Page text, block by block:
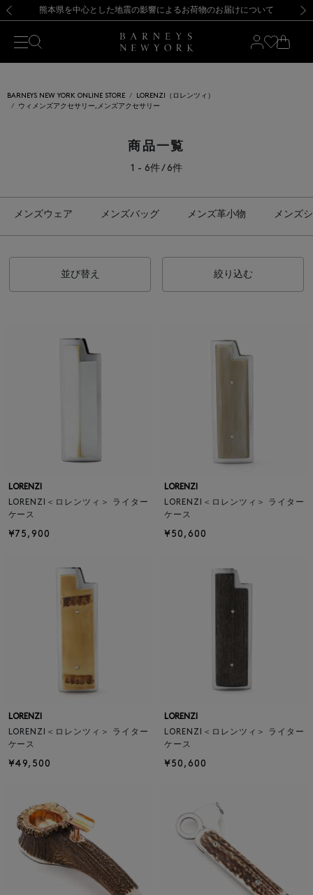
新規登録のお客様も対象！＜MY BARNEYS＞会員のお客様は11,000円（税込）以上のお買上げで常時送料無料！お買い物の際は会員登録を！
【夏季休業に伴う返品・交換承り一時停止のお知らせ】（2026.8.5）
熊本県を中心とした地震の影響によるお荷物のお届けについて
【開催中】SUMMER SALEのご案内・ご注意事項 新規登録のお客様も対象！＜MY BARNEYS＞会員のお客様は11,000円（税込）以上のお買上げで常時送料無料！お買い物の際は会員登録を！
【夏季休業に伴う返品・交換承り一時停止のお知らせ】（2026.8.5）
BARNEYS NEW YORK ONLINE STORE
LORENZI（ロレンツィ）
ウィメンズアクセサリー,メンズアクセサリー
商品一覧
1 - 6件 / 6件
メンズウェア メンズバッグ メンズ革小物 メンズ
並び替え 絞り込む
LORENZI
LORENZI＜ロレンツィ＞ ライター
ケース
¥75,900
LORENZI
LORENZI＜ロレンツィ＞ ライター
ケース
¥50,600
LORENZI
LORENZI＜ロレンツィ＞ ライター
ケース
¥49,500
LORENZI
LORENZI＜ロレンツィ＞ ライター
ケース
¥50,600